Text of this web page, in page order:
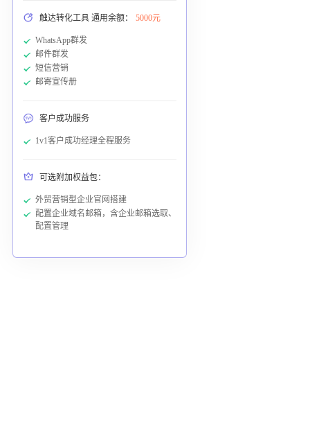
触达转化工具 通用余额： 5000元
WhatsApp群发
邮件群发
短信营销
邮寄宣传册
客户成功服务
1v1客户成功经理全程服务
可选附加权益包：
外贸营销型企业官网搭建
配置企业域名邮箱，含企业邮箱选取、
配置管理